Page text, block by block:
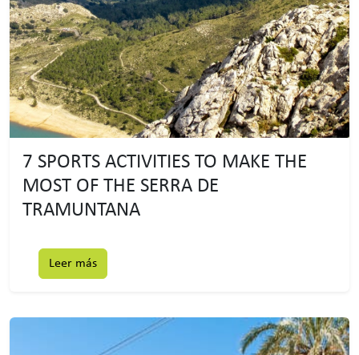
7 SPORTS ACTIVITIES TO MAKE THE
MOST OF THE SERRA DE
TRAMUNTANA
Leer más